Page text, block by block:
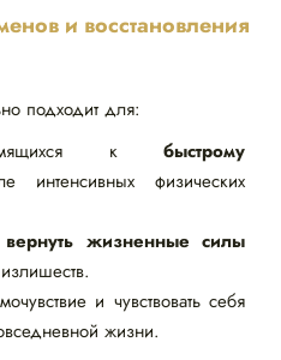
и восстановления
подходит для:
к быстрому
интенсивных физических
вернуть жизненные силы
и чувствовать себя
жизни.